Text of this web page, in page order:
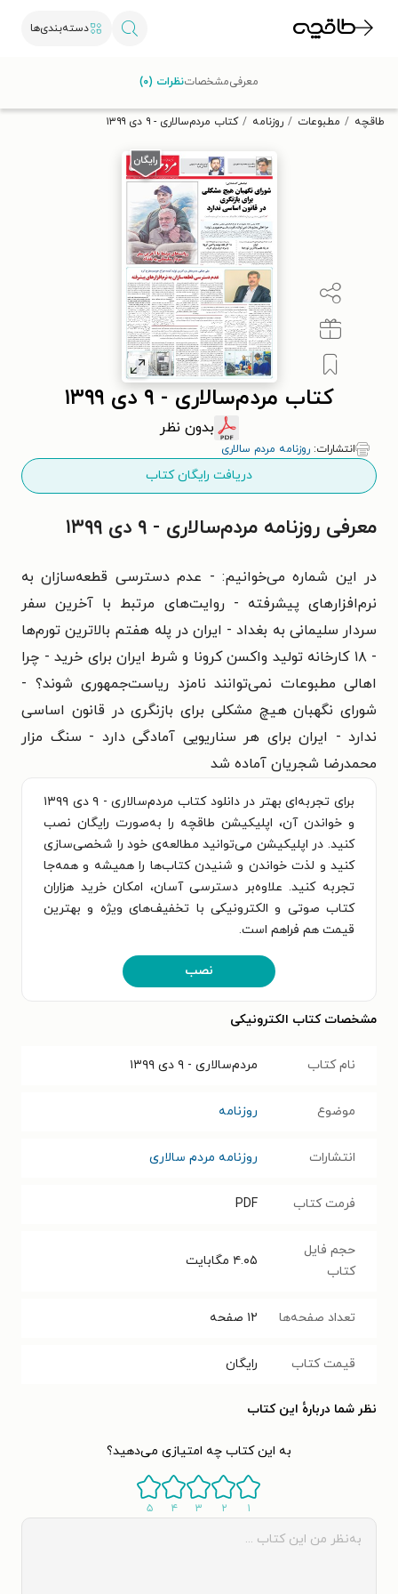
دسته‌بندی‌ها
تخفیف از طاقچه دریافت کن.
طاقچه مطبوعات روزنامه کتاب مردم‌سالاری - ۹ دی ۱۳۹۹
کتاب مردم‌سالاری - ۹ دی ۱۳۹۹
بدون نظر
انتشارات: روزنامه مردم سالاری
دریافت رایگان کتاب
معرفیمشخصاتنظرات (۰)
معرفی روزنامه مردم‌سالاری - ۹ دی ۱۳۹۹
در این شماره می‌خوانیم: - عدم دسترسی قطعه‌سازان به
نرم‌افزارهای پیشرفته - روایت‌های مرتبط با آخرین سفر
سردار سلیمانی به بغداد - ایران در پله هفتم بالاترین تورم‌ها
- ۱۸ کارخانه تولید واکسن کرونا و شرط ایران برای خرید - چرا
اهالی مطبوعات نمی‌توانند نامزد ریاست‌جمهوری شوند؟ -
شورای نگهبان هیچ مشکلی برای بازنگری در قانون اساسی
ندارد - ایران برای هر سناریویی آمادگی دارد - سنگ مزار
محمدرضا شجریان آماده شد
برای تجربه‌ای بهتر در دانلود کتاب مردم‌سالاری - ۹ دی ۱۳۹۹
و خواندن آن، اپلیکیشن طاقچه را به‌صورت رایگان نصب
کنید. در اپلیکیشن می‌توانید مطالعه‌ی خود را شخصی‌سازی
کنید و لذت خواندن و شنیدن کتاب‌ها را همیشه و همه‌جا
تجربه کنید. علاوه‌بر دسترسی آسان، امکان خرید هزاران
کتاب صوتی و الکترونیکی با تخفیف‌های ویژه و بهترین
قیمت هم فراهم است.
نصب
مشخصات کتاب الکترونیکی
نام کتاب مردم‌سالاری - ۹ دی ۱۳۹۹
موضوع روزنامه
انتشارات روزنامه مردم سالاری
فرمت کتاب PDF
حجم فایل
کتاب
۴.۰۵ مگابایت
تعداد صفحه‌ها ۱۲ صفحه
قیمت کتاب رایگان
نظر شما دربارهٔ این کتاب
به این کتاب چه امتیازی می‌دهید؟
۱ ۲ ۳ ۴ ۵